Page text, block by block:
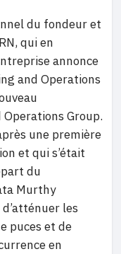
du fondeur et
qui en
annonce
and Operations
Group.
une première
et qui s’était
du
Murthy
les
puces et de
en